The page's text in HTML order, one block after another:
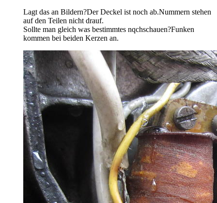
Lagt das an Bildern?Der Deckel ist noch ab.Nummern stehen
auf den Teilen nicht drauf.
Sollte man gleich was bestimmtes nqchschauen?Funken
kommen bei beiden Kerzen an.